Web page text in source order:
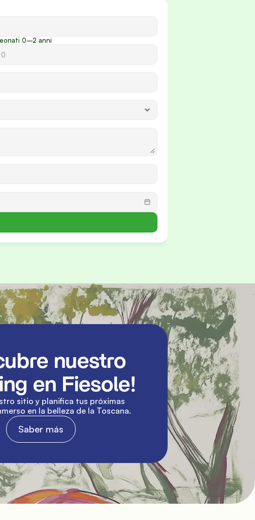
0–2 anni
nuestro
en Fiesole!
sitio y planifica tus próximas
en la belleza de la Toscana.
Saber más